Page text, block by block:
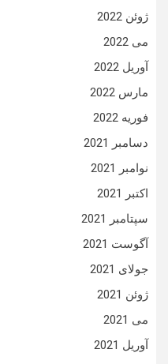
ژوئن 2022
می 2022
آوریل 2022
مارس 2022
فوریه 2022
دسامبر 2021
نوامبر 2021
اکتبر 2021
سپتامبر 2021
آگوست 2021
جولای 2021
ژوئن 2021
می 2021
آوریل 2021